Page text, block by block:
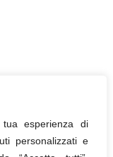
esperienza di
personalizzati e